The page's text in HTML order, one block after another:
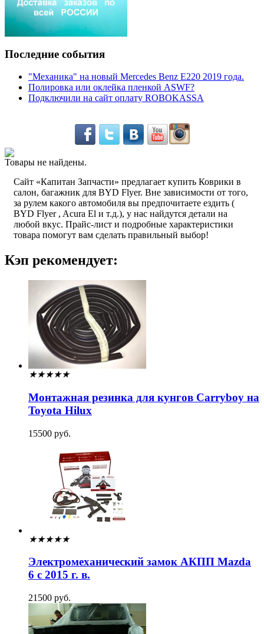
Последние события
"Механика" на новый Mercedes Benz E220 2019 года.
Полировка или оклейка пленкой ASWF?
Подключили на сайт оплату ROBOKASSA
Товары не найдены.
Сайт «Капитан Запчасти» предлагает купить Коврики в
салон, багажник для BYD Flyer. Вне зависимости от того,
за рулем какого автомобиля вы предпочитаете ездить (
BYD Flyer , Acura El и т.д.), у нас найдутся детали на
любой вкус. Прайс-лист и подробные характеристики
товара помогут вам сделать правильный выбор!
Кэп рекомендует:
★★★★★
Монтажная резинка для кунгов Carryboy на
Toyota Hilux
15500 руб.
★★★★★
Электромеханический замок АКПП Mazda
6 с 2015 г. в.
21500 руб.